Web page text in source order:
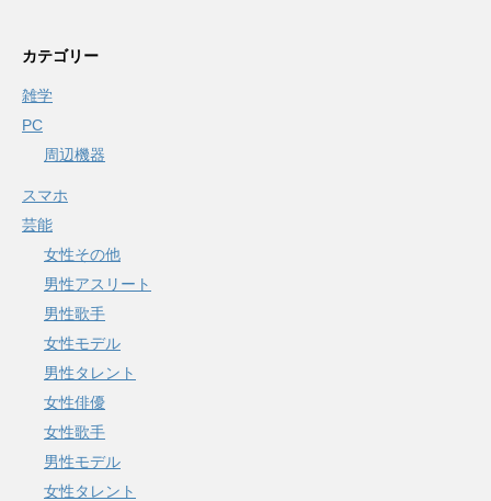
カテゴリー
雑学
PC
周辺機器
スマホ
芸能
女性その他
男性アスリート
男性歌手
女性モデル
男性タレント
女性俳優
女性歌手
男性モデル
女性タレント